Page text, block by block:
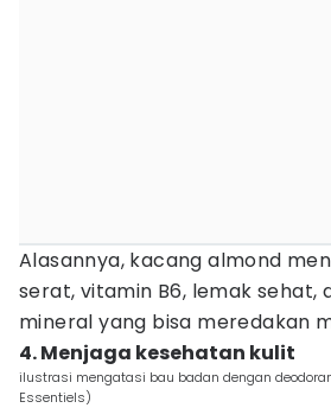
Alasannya, kacang almond
serat, vitamin B6, lemak sehat,
mineral yang bisa meredakan
4. Menjaga kesehatan kulit
ilustrasi mengatasi bau badan dengan
Essentiels)